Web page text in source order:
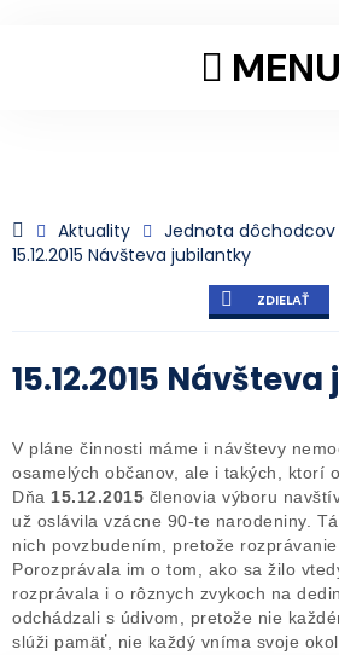
MENU
Aktuality
Jednota dôchodcov
15.12.2015 Návšteva jubilantky
ZDIELAŤ
15.12.2015
V pláne činnosti máme i návštevy
osamelých občanov, ale i takých, ktorí
Dňa 15.12.2015 členovia výboru
už oslávila vzácne 90-te narodeniny.
nich povzbudením, pretože
Porozprávala im o tom, ako sa žilo
rozprávala i o rôznych zvykoch na
odchádzali s údivom, pretože nie
slúži pamäť, nie každý vníma svoje